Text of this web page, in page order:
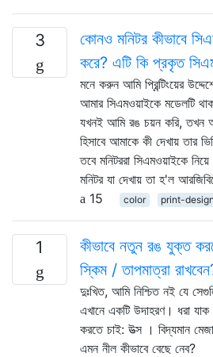
3
কোনও মনিটর কীভাবে
করে? এটি কি প্রকৃত
মনে করুন আমি প্রিন্টিংয়ের
আমার সিএমওয়াইকে মডেলটি
যখনই আমি রঙ চয়ন করি, তখন
হিসাবে আমাকে কী দেখায় তার
তবে মনিটররা সিএমওয়াইকে
মনিটর যা দেখায় তা হ'ল
15
color print-design
1
কীভাবে নতুন রঙ যুক্ত
স্কিম / তাপমাত্রা
দুঃখিত, আমি নিশ্চিত নই যে
এখানে একটি উদাহরণ। ধরা
করতে চাই: উত্স । বিদ্যমান
এমন নীল কীভাবে বেছে নেব?